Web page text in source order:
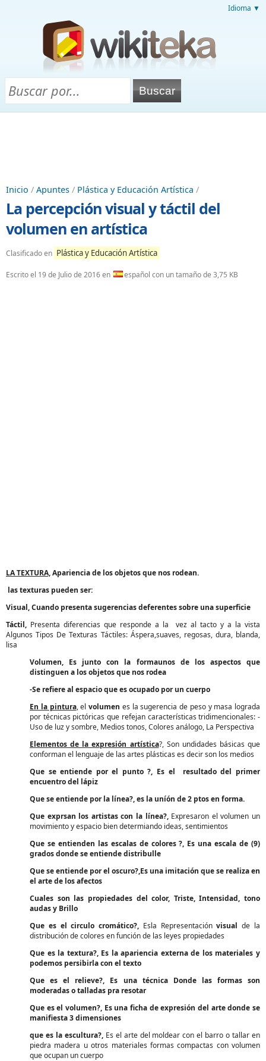
Idioma ▼
Inicio / Apuntes / Plástica y Educación Artística /
La percepción visual y táctil del
volumen en artística
Clasificado en Plástica y Educación Artística
Escrito el 19 de Julio de 2016en español con un tamaño de 3,75 KB
LA TEXTURA,Apariencia de los objetos que nos rodean.
las texturas pueden ser:
Visual,Cuando presenta sugerencias deferentes sobre una superficie
Táctil, Presenta diferencias que responde a la vez al tacto y a la vista
Algunos Tipos De Texturas Táctiles: Áspera,suaves, regosas, dura, blanda,
lisa
Volumen, Es junto con la formaunos de los aspectos que
distinguen a los objetos que nos rodea
-Se refiere al espacio que es ocupado por un cuerpo
En la pintura, el volumen es la sugerencia de peso y masa lograda
por técnicas pictóricas que refejan características tridimencionales: -
Uso de luz y sombre, Medios tonos, Colores análogo, La Perspectiva
Elementos de la expresión artística?, Son undidades básicas que
conforman el lenguaje de las artes plásticas es decir son los medios
Que se entiende por el punto ?, Es el resultado del primer
encuentro del lápiz
Que se entiende por la línea?,es la uníón de 2 ptos en forma.
Que exprsan los artistas con la línea?,Expresaron el volumen un
movimiento y espacio bien determiando ideas, sentimientos
Que se entienden las escalas de colores ?, Es una escala de (9)
grados donde se entiende distribulle
Que se entiende por el oscuro?,Es una imitación que se realiza en
el arte de los afectos
Cuales son las propiedades del color, Triste, Intensidad, tono
audas y Brillo
Que es el circulo cromático?, Esla Representaciónvisual de la
distribución de colores en función de las leyes propiedades
Que es la textura?,Es la apariencia externa de los materiales y
podemos persibirla con el texto
Que es el relieve?, Es una técnica Donde las formas son
moderadas o talladas pra resotar
Que es el volumen?, Es una ficha de expresión del arte donde se
manifiesta 3 dimensiones
que es la escultura?,Es el arte del moldear con el barro o tallar en
piedra madera u otros materiales formas compactas con volumen
que ocupan un cuerpo